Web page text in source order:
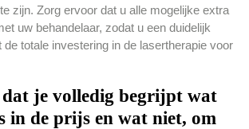
zijn. Zorg ervoor dat u alle mogelijke extra
uw behandelaar, zodat u een duidelijk
de totale investering in de lasertherapie voor
je volledig begrijpt wat
in de prijs en wat niet, om